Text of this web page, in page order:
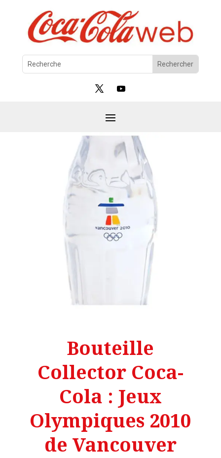
Bouteille
Collector Coca-
Cola : Jeux
Olympiques 2010
de Vancouver